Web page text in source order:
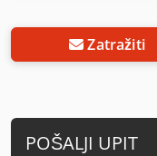
Zatražiti
POŠALJI UPIT